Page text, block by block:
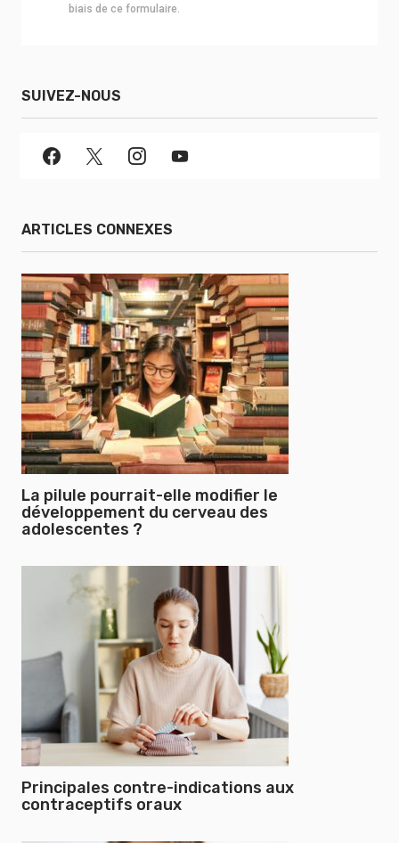
biais de ce formulaire.
SUIVEZ-NOUS
ARTICLES CONNEXES
La pilule pourrait-elle modifier le
développement du cerveau des
adolescentes ?
Principales contre-indications aux
contraceptifs oraux